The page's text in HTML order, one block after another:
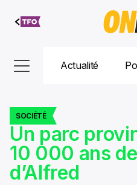
Aller au
contenu
Actualité
SOCIÉTÉ
Un parc
10 000 ans
d’Alfred